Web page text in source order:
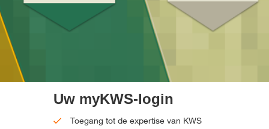
Uw myKWS-login
Toegang tot de expertise van KWS